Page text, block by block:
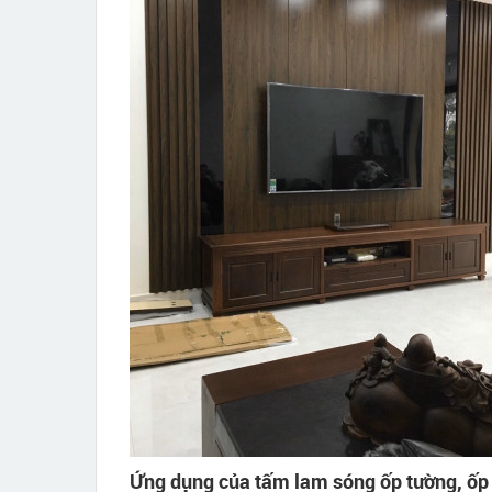
Ứng dụng của tấm lam sóng ốp tường,